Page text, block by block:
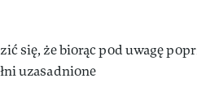
się, że biorąc pod uwagę
uzasadnione